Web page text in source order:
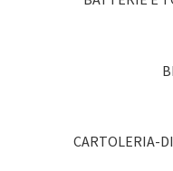
CARTOLERIA-